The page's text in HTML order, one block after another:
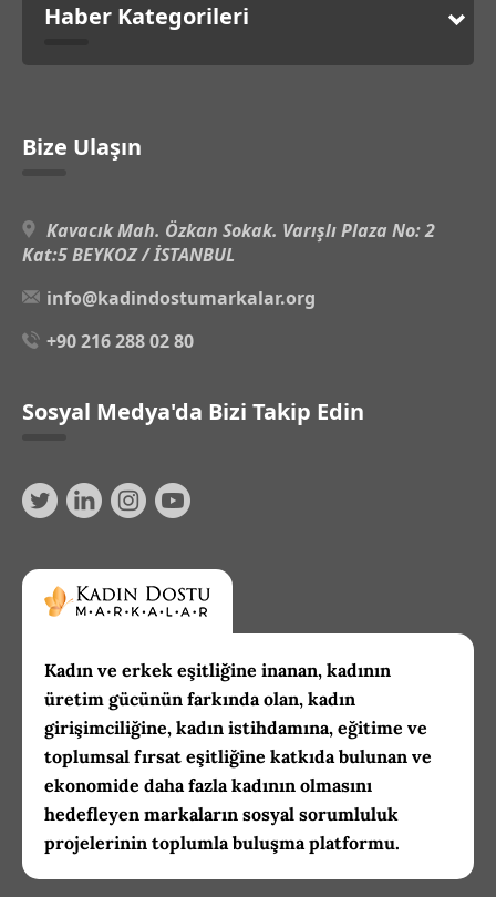
Haber Kategorileri
Bize Ulaşın
Kavacık Mah. Özkan Sokak. Varışlı Plaza No: 2
Kat:5 BEYKOZ / İSTANBUL
info@kadindostumarkalar.org
+90 216 288 02 80
Sosyal Medya'da Bizi Takip Edin
Kadın ve erkek eşitliğine inanan, kadının
üretim gücünün farkında olan, kadın
girişimciliğine, kadın istihdamına, eğitime ve
toplumsal fırsat eşitliğine katkıda bulunan ve
ekonomide daha fazla kadının olmasını
hedefleyen markaların sosyal sorumluluk
projelerinin toplumla buluşma platformu.